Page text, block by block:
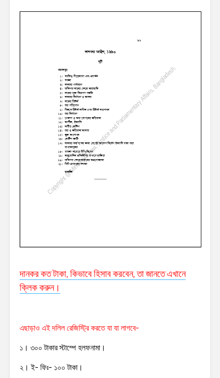
দানকর কত টাকা, কিভাবে হিসাব করবেন, তা জানতে এখানে
ক্লিক করুন।
এছাড়াও এই দলিল রেজিস্ট্রি করতে যা যা লাগবে-
১। ৩০০ টাকার স্টাম্পে হলফনামা।
২। ই- ফিঃ- ১০০ টাকা।